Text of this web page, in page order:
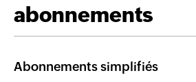
abonnements
Abonnements simplifiés